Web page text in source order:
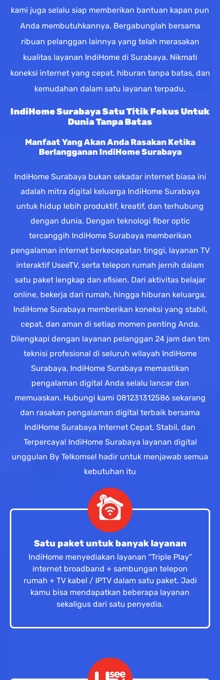
kami juga selalu siap memberikan bantuan kapan pun
Anda membutuhkannya. Bergabunglah bersama
ribuan pelanggan lainnya yang telah merasakan
kualitas layanan IndiHome di Surabaya. Nikmati
koneksi internet yang cepat, hiburan tanpa batas, dan
kemudahan dalam satu layanan terpadu.
IndiHome Surabaya Satu Titik Fokus Untuk
Dunia Tanpa Batas
Manfaat Yang Akan Anda Rasakan Ketika
Berlangganan IndiHome Surabaya
IndiHome Surabaya bukan sekadar internet biasa ini
adalah mitra digital keluarga IndiHome Surabaya
untuk hidup lebih produktif, kreatif, dan terhubung
dengan dunia. Dengan teknologi fiber optic
tercanggih IndiHome Surabaya memberikan
pengalaman internet berkecepatan tinggi, layanan TV
interaktif UseeTV, serta telepon rumah jernih dalam
satu paket lengkap dan efisien. Dari aktivitas belajar
online, bekerja dari rumah, hingga hiburan keluarga,
IndiHome Surabaya memberikan koneksi yang stabil,
cepat, dan aman di setiap momen penting Anda.
Dilengkapi dengan layanan pelanggan 24 jam dan tim
teknisi profesional di seluruh wilayah IndiHome
Surabaya, IndiHome Surabaya memastikan
pengalaman digital Anda selalu lancar dan
memuaskan. Hubungi kami 081231312586 sekarang
dan rasakan pengalaman digital terbaik bersama
IndiHome Surabaya Internet Cepat, Stabil, dan
Terpercaya! IndiHome Surabaya layanan digital
unggulan By Telkomsel hadir untuk menjawab semua
kebutuhan itu
Satu paket untuk banyak layanan
IndiHome menyediakan layanan “Triple Play”
internet broadband + sambungan telepon
rumah + TV kabel / IPTV dalam satu paket. Jadi
kamu bisa mendapatkan beberapa layanan
sekaligus dari satu penyedia.